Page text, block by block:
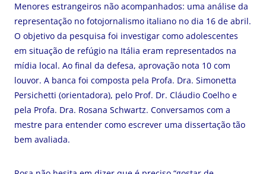
Menores estrangeiros não acompanhados: uma análise da
representação no fotojornalismo italiano no dia 16 de abril.
O objetivo da pesquisa foi investigar como adolescentes
em situação de refúgio na Itália eram representados na
mídia local. Ao final da defesa, aprovação nota 10 com
louvor. A banca foi composta pela Profa. Dra. Simonetta
Persichetti (orientadora), pelo Prof. Dr. Cláudio Coelho e
pela Profa. Dra. Rosana Schwartz. Conversamos com a
mestre para entender como escrever uma dissertação tão
bem avaliada.